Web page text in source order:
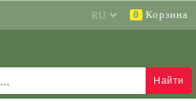
0 Корзина